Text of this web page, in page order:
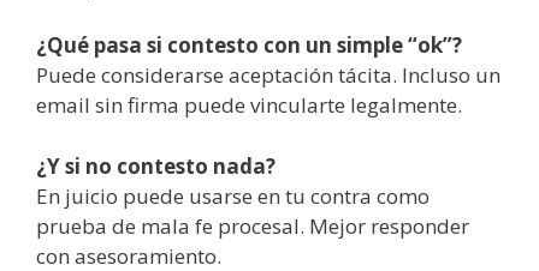
¿Qué pasa si contesto con un simple “ok”?
Puede considerarse aceptación tácita. Incluso un
email sin firma puede vincularte legalmente.
¿Y si no contesto nada?
En juicio puede usarse en tu contra como
prueba de mala fe procesal. Mejor responder
con asesoramiento.